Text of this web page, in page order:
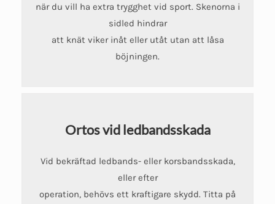
när du vill ha extra trygghet vid sport. Skenorna i
sidled hindrar
att knät viker inåt eller utåt utan att låsa
böjningen.
Ortos vid ledbandsskada
Vid bekräftad ledbands- eller korsbandsskada,
eller efter
operation, behövs ett kraftigare skydd. Titta på